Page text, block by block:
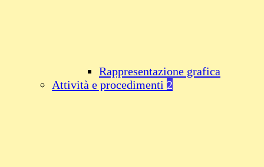
Rappresentazione grafica
Attività e procedimenti 2